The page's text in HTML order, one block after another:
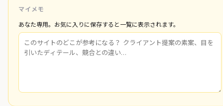
マイメモ
あなた専用。お気に入りに保存すると一覧に表示されます。